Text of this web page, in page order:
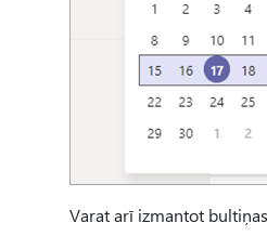
Varat arī izmantot bultiņas